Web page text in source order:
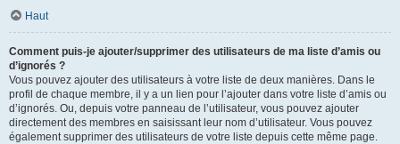
Haut
Comment puis-je ajouter/supprimer des utilisateurs de ma liste d’amis ou
d’ignorés ?
Vous pouvez ajouter des utilisateurs à votre liste de deux manières. Dans le
profil de chaque membre, il y a un lien pour l’ajouter dans votre liste d’amis ou
d’ignorés. Ou, depuis votre panneau de l’utilisateur, vous pouvez ajouter
directement des membres en saisissant leur nom d’utilisateur. Vous pouvez
également supprimer des utilisateurs de votre liste depuis cette même page.